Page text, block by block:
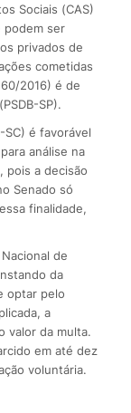
Sociais (CAS)
podem ser
privados de
cometidas
2016) é de
SP).
é favorável
análise na
pois a decisão
Senado só
finalidade,
de
da
optar pelo
a
valor da multa.
em até dez
voluntária.